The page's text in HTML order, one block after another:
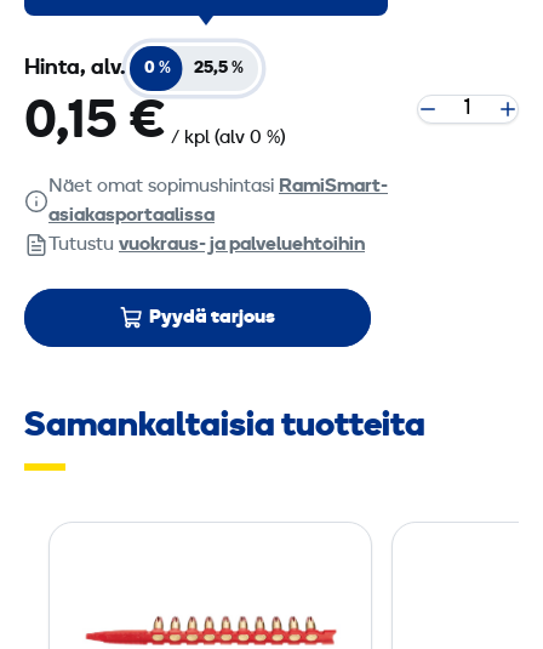
Hinta, alv. 0 % 25,5 %
0,15 € / kpl (alv 0 %)
Näet omat sopimushintasi RamiSmart-
asiakasportaalissa
Tutustu vuokraus- ja palveluehtoihin
Pyydä tarjous
Samankaltaisia tuotteita
p